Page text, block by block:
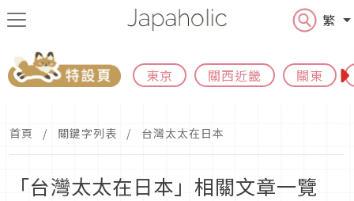
繁
東京 關西近畿 關東
首頁 關鍵字列表 台灣太太在日本
「台灣太太在日本」相關文章一覽